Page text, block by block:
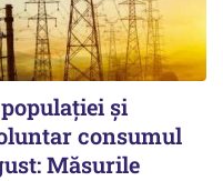
și
consumul
Măsurile